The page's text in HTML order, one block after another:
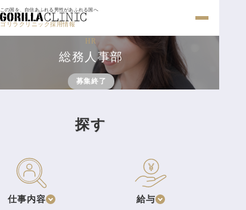
この国を、自信あふれる男性があふれる国へ
ゴリラクリニック採用情報
HR
総務人事部
募集終了
探す
仕事内容 給与